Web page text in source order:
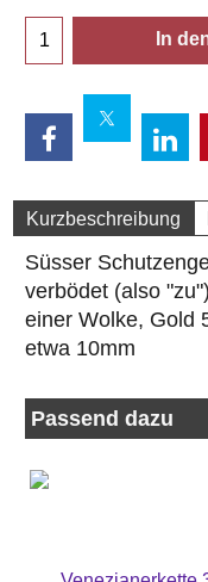
In
Kurzbeschreibung
Süsser
verbödet (also
einer Wolke, Gold
etwa 10mm
Passend dazu